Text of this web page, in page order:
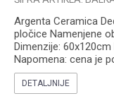
Argenta Ceramica
pločice Namenjene
Dimenzije:
Napomena: cena je
DETALJNIJE